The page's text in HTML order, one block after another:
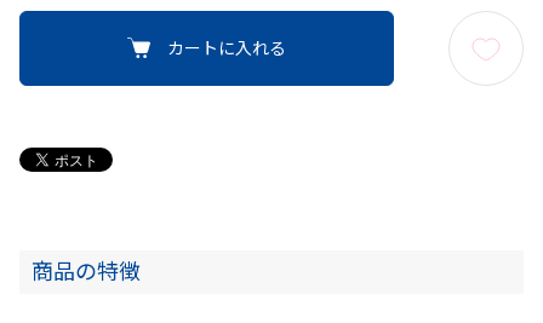
カートに入れる
商品の特徴